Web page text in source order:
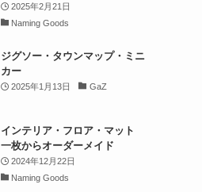
2025年2月21日
Naming Goods
ジグソー・タウンマップ・ミニ
カー
2025年1月13日 GaZ
インテリア・フロア・マット
一枚からオーダーメイド
2024年12月22日
Naming Goods